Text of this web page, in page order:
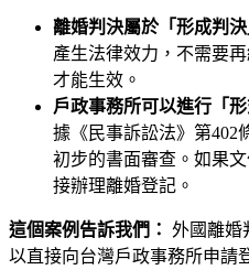
離婚判決屬於「形成判決
產生法律效力，不需要
才能生效。
戶政事務所可以進行「形
據《民事訴訟法》第402
初步的書面審查。如果
接辦理離婚登記。
這個案例告訴我們： 外國離婚
以直接向台灣戶政事務所申請